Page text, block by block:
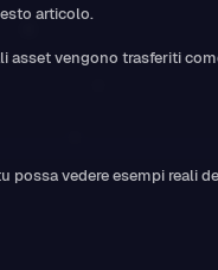
articolo.
asset vengono trasferiti
vedere esempi reali